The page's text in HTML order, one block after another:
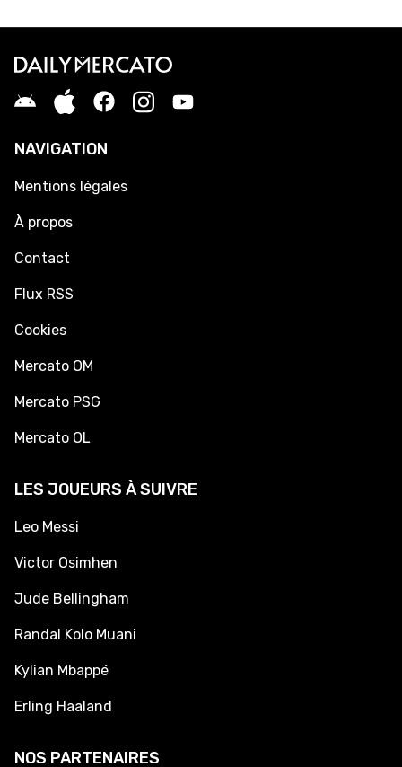
NAVIGATION
Mentions légales
À propos
Contact
Flux RSS
Cookies
Mercato OM
Mercato PSG
Mercato OL
LES JOUEURS À SUIVRE
Leo Messi
Victor Osimhen
Jude Bellingham
Randal Kolo Muani
Kylian Mbappé
Erling Haaland
NOS PARTENAIRES